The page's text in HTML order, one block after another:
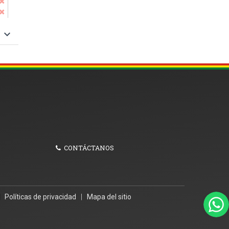
keyboard_arrow_down
CONTÁCTANOS
Políticas de privacidad Mapa del sitio